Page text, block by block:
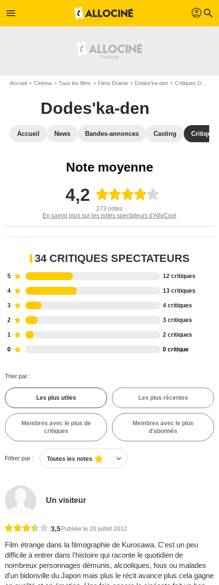
menu profil search
Accueil Cinéma Tous les films Films Drame Dodes'ka-den Critiques Dodes'ka-den
Dodes'ka-den
Accueil News Bandes-annonces Casting
Note moyenne
4,2
273 notes
En savoir plus sur les notes spectateurs d'AlloCiné
34 CRITIQUES SPECTATEURS
5 12 critiques
4 13 critiques
3 4 critiques
2 3 critiques
1 2 critiques
0 0 critique
Trier par :
Les plus utiles Les plus récentes
Membres avec le plus de
critiques
Membres avec le plus
d'abonnés
Filtrer par : Toutes les notes
Un visiteur
3,5 Publiée le 20 juillet 2012
Film étrange dans la filmographie de Kurosawa. C'est un peu
difficile à entrer dans l'histoire qui raconte le quotidien de
nombreux personnages démunis, alcooliques, fous ou malades
d'un bidonville du Japon mais plus le récit avance plus cela gagne